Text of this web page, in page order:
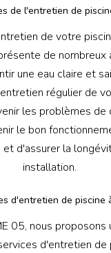
de l'entretien de
de votre
de nombreux
une eau claire et
régulier de
les problèmes de
le bon
et d'assurer la
installation.
d'entretien de piscine
05, nous proposons
d'entretien de